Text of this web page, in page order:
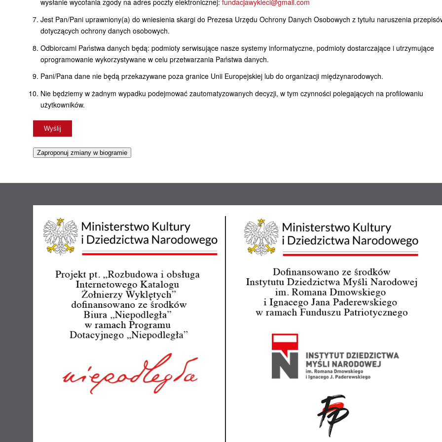
Jest Pan/Pani uprawniony(a) do wniesienia skargi do Prezesa Urzędu Ochrony Danych Osobowych z tytułu naruszenia
dotyczących ochrony danych osobowych.
Odbiorcami Państwa danych będą: podmioty serwisujące nasze systemy informatyczne, podmioty dostarczające i utrzymujące
oprogramowanie wykorzystywane w celu przetwarzania Państwa danych.
Pani/Pana dane nie będą przekazywane poza granice Unii Europejskiej lub do organizacji międzynarodowych.
Nie będziemy w żadnym wypadku podejmować zautomatyzowanych decyzji, w tym czynności polegających na profilowaniu
użytkowników.
Zaproponuj zmiany w biogramie